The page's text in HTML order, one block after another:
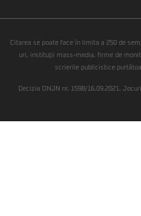
Citarea se poate face în limita a 250 de
uri, instituţii mass-media, firme de
scrierile publicistice
Decizia ONJN nr. 1598/16.09.2021.